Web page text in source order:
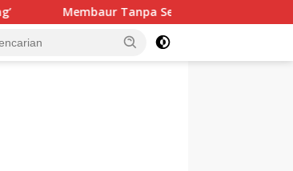
Sekat, Fadlin Dengarkan Cerita dan Aspirasi